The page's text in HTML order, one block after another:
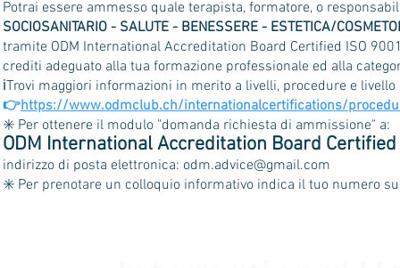
Potrai essere ammesso quale terapista, formatore, o
SOCIOSANITARIO - SALUTE - BENESSERE - ESTETICA/
tramite ODM International Accreditation Board Certified ISO
crediti adeguato alla tua formazione professionale ed alla
ℹ️Trovi maggiori informazioni in merito a livelli, procedure e
👉https://www.odmclub.ch/internationalcertifications/
✳️ Per ottenere il modulo "domanda richiesta di ammissione" a:
ODM International Accreditation Board
indirizzo di posta elettronica: odm.advice@gmail.com
✳️ Per prenotare un colloquio informativo indica il tuo numero